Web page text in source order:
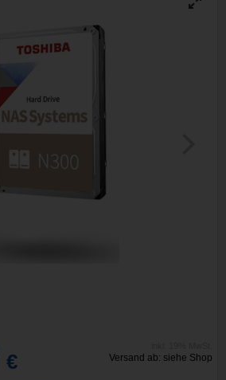
€ Versand ab: siehe Shop